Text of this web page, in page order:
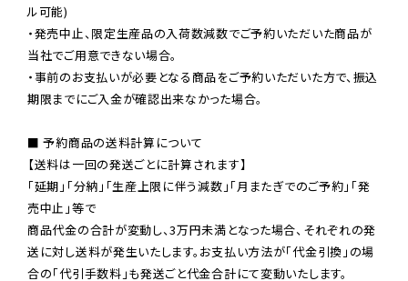
ル可能)
・発売中止、限定生産品の入荷数減数でご予約いただいた商品が
当社でご用意できない場合。
・事前のお支払いが必要となる商品をご予約いただいた方で、振込
期限までにご入金が確認出来なかった場合。
■ 予約商品の送料計算について
【送料は一回の発送ごとに計算されます】
「延期」「分納」「生産上限に伴う減数」「月またぎでのご予約」「発
売中止」等で
商品代金の合計が変動し、3万円未満となった場合、それぞれの発
送に対し送料が発生いたします。お支払い方法が「代金引換」の場